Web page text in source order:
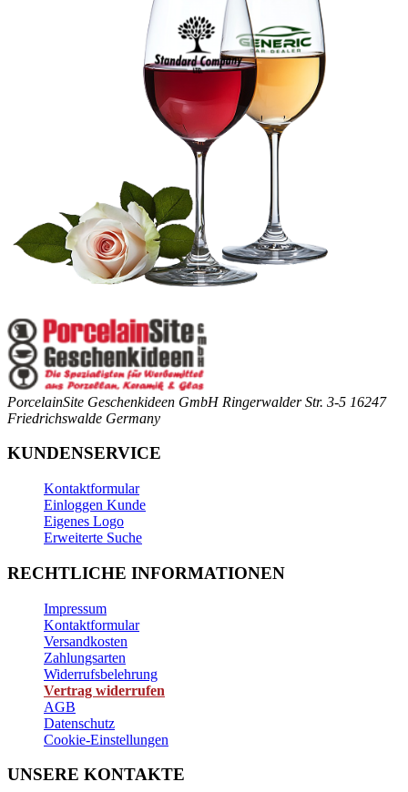
PorcelainSite Geschenkideen GmbH Ringerwalder Str. 3-5 16247
Friedrichswalde Germany
KUNDENSERVICE
Kontaktformular
Einloggen Kunde
Eigenes Logo
Erweiterte Suche
RECHTLICHE INFORMATIONEN
Impressum
Kontaktformular
Versandkosten
Zahlungsarten
Widerrufsbelehrung
Vertrag widerrufen
AGB
Datenschutz
Cookie-Einstellungen
UNSERE KONTAKTE